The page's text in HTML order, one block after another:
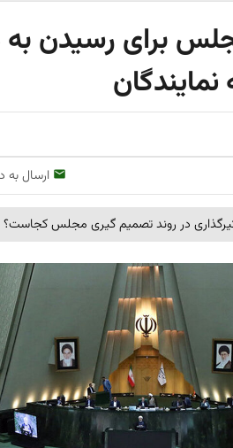
برای رسیدن به
ارسال به
در روند تصمیم گیری مجلس کجاست؟